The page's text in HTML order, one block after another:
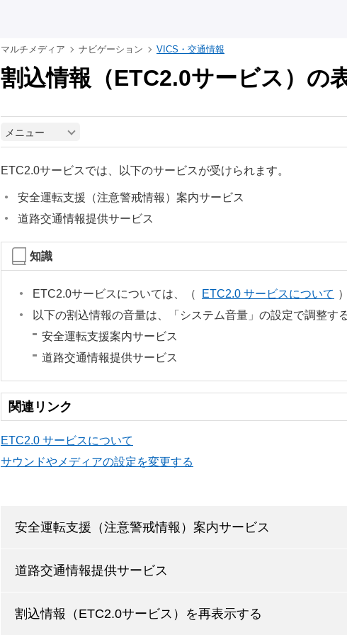
マルチメディア ナビゲーション VICS・交通情報
割込情報（ETC2.0サービス）の
メニュー
ETC2.0サービスでは、以下のサービスが受けられます。
安全運転支援（注意警戒情報）案内サービス
道路交通情報提供サービス
知識
ETC2.0サービスについては、 （ ETC2.0 サービスについて ）
以下の割込情報の音量は、「システム音量」の設定で調整す
安全運転支援案内サービス
道路交通情報提供サービス
関連リンク
ETC2.0 サービスについて
サウンドやメディアの設定を変更する
安全運転支援（注意警戒情報）案内サービス
道路交通情報提供サービス
割込情報（ETC2.0サービス）を再表示する